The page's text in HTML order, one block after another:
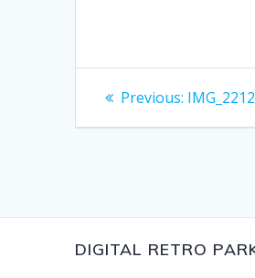
Previous: Previous
IMG_2212
DIGITAL RETRO